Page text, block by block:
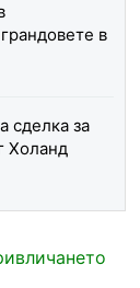
в
сделка за
Холанд